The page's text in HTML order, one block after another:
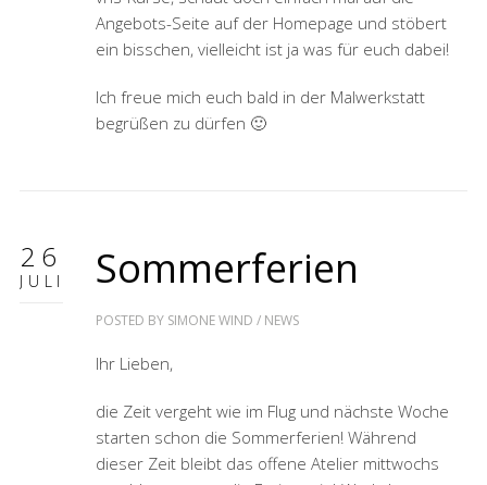
Angebots-Seite auf der Homepage und stöbert
ein bisschen, vielleicht ist ja was für euch dabei!
Ich freue mich euch bald in der Malwerkstatt
begrüßen zu dürfen 🙂
26
JULI Sommerferien
POSTED BY SIMONE WIND / NEWS
Ihr Lieben,
die Zeit vergeht wie im Flug und nächste Woche
starten schon die Sommerferien! Während
dieser Zeit bleibt das offene Atelier mittwochs